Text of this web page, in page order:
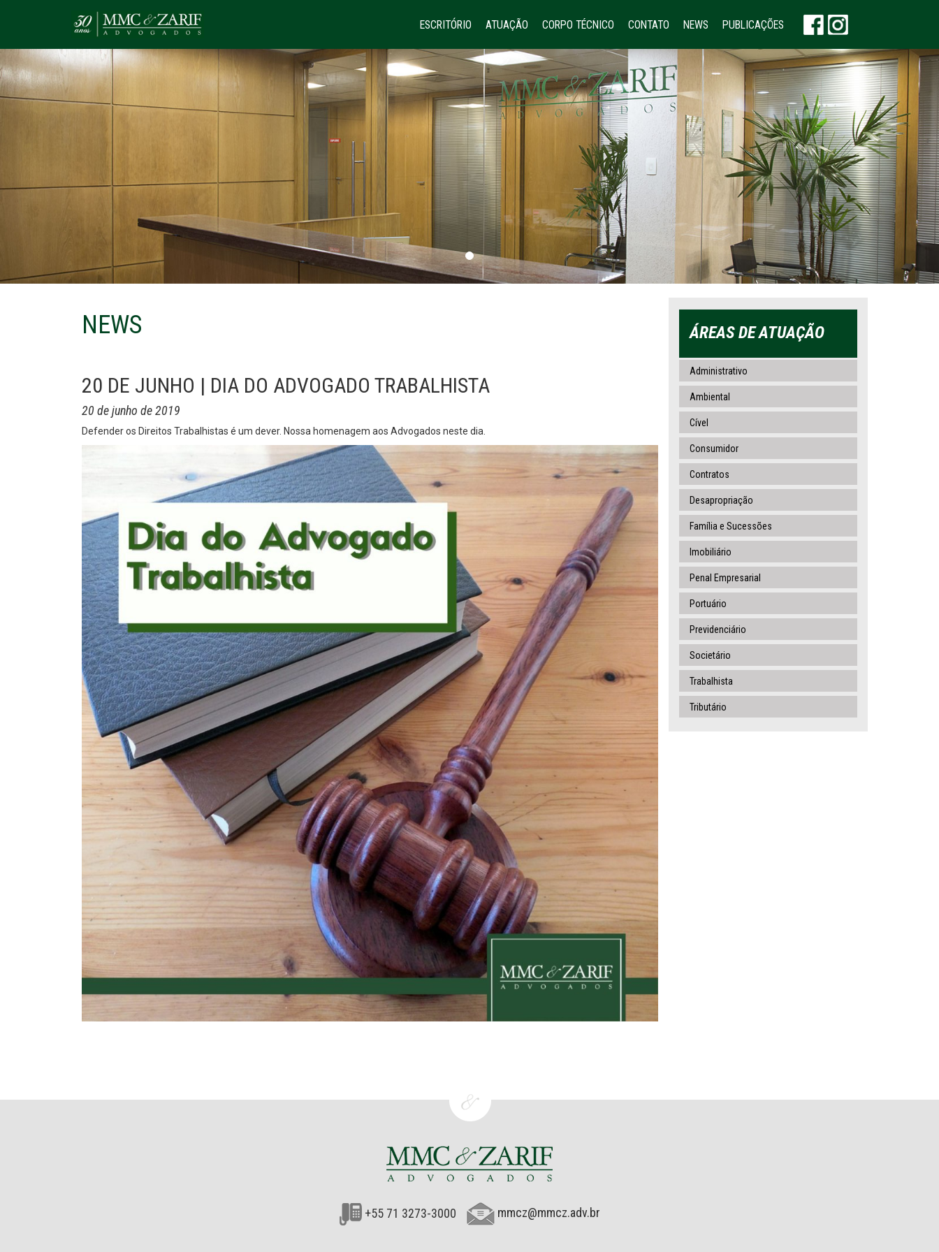
ESCRITÓRIO ATUAÇÃO CORPO TÉCNICO CONTATO NEWS PUBLICAÇÕES
NEWS
20 DE JUNHO | DIA DO ADVOGADO TRABALHISTA
20 de junho de 2019
Defender os Direitos Trabalhistas é um dever. Nossa homenagem aos Advogados neste dia.
ÁREAS DE ATUAÇÃO
Administrativo
Ambiental
Cível
Consumidor
Contratos
Desapropriação
Família e Sucessões
Imobiliário
Penal Empresarial
Portuário
Previdenciário
Societário
Trabalhista
Tributário
+55 71 3273-3000 mmcz@mmcz.adv.br